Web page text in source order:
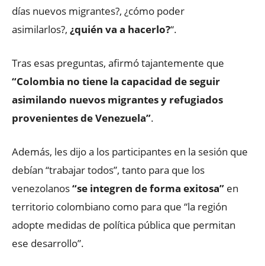
días nuevos migrantes?, ¿cómo poder
asimilarlos?, ¿quién va a hacerlo?“.
Tras esas preguntas, afirmó tajantemente que
“Colombia no tiene la capacidad de seguir
asimilando nuevos migrantes y refugiados
provenientes de Venezuela”.
Además, les dijo a los participantes en la sesión que
debían “trabajar todos”, tanto para que los
venezolanos“se integren de forma exitosa” en
territorio colombiano como para que “la región
adopte medidas de política pública que permitan
ese desarrollo”.